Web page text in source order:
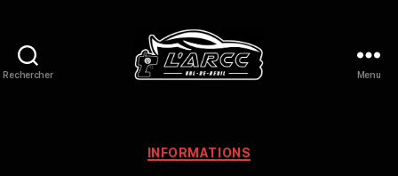
Rechercher
Reuil
Menu
Catégories
INFORMATIONS